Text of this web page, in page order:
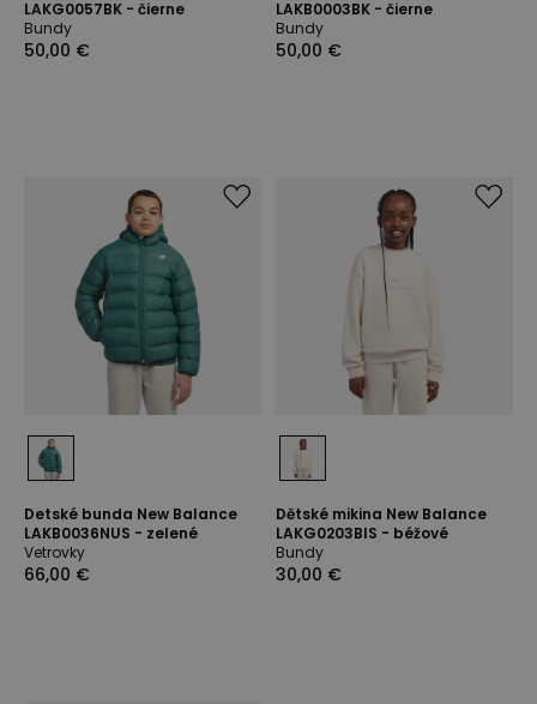
LAKG0057BK - čierne
Bundy
50,00 €
LAKB0003BK - čierne
Bundy
50,00 €
Detské bunda New Balance
LAKB0036NUS - zelené
Vetrovky
66,00 €
Dětské mikina New Balance
LAKG0203BIS - béžové
Bundy
30,00 €